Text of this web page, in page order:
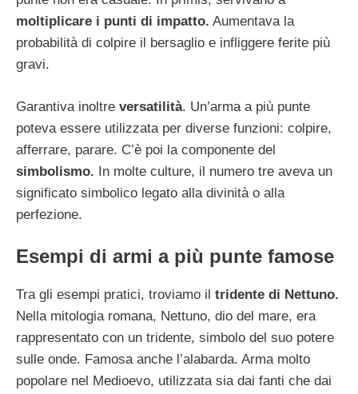
moltiplicare i punti di impatto. Aumentava la
probabilità di colpire il bersaglio e infliggere ferite più
gravi.
Garantiva inoltre versatilità. Un’arma a più punte
poteva essere utilizzata per diverse funzioni: colpire,
afferrare, parare. C’è poi la componente del
simbolismo. In molte culture, il numero tre aveva un
significato simbolico legato alla divinità o alla
perfezione.
Esempi di armi a più punte famose
Tra gli esempi pratici, troviamo il tridente di Nettuno.
Nella mitologia romana, Nettuno, dio del mare, era
rappresentato con un tridente, simbolo del suo potere
sulle onde. Famosa anche l’alabarda. Arma molto
popolare nel Medioevo, utilizzata sia dai fanti che dai